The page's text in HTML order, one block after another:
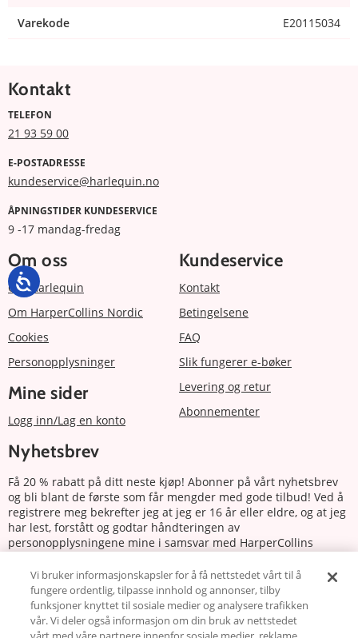
Varekode E20115034
Kontakt
TELEFON
21 93 59 00
E-POSTADRESSE
kundeservice@harlequin.no
ÅPNINGSTIDER KUNDESERVICE
9 -17 mandag-fredag
Om oss
Om Harlequin
Om HarperCollins Nordic
Cookies
Personopplysninger
Mine sider
Logg inn/Lag en konto
Kundeservice
Kontakt
Betingelsene
FAQ
Slik fungerer e-bøker
Levering og retur
Abonnementer
Nyhetsbrev
Få 20 % rabatt på ditt neste kjøp! Abonner på vårt nyhetsbrev
og bli blant de første som får mengder med gode tilbud! Ved å
registrere meg bekrefter jeg at jeg er 16 år eller eldre, og at jeg
har lest, forstått og godtar håndteringen av
personopplysningene mine i samsvar med HarperCollins
Abonnere
Vi bruker informasjonskapsler for å få nettstedet vårt til å
fungere ordentlig, tilpasse innhold og annonser, tilby
funksjoner knyttet til sosiale medier og analysere trafikken
vår. Vi deler også informasjon om din bruk av nettstedet